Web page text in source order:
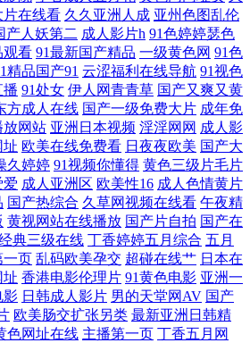
国内精品久久98 欧美视频123 午夜精品久久
自拍av 熟妇人妻一区二区 91黄色电影 成人午
品一区二区 91po豆花 91视频资源站 91资源网
成人在线不卡 伊人青青91 91视频在线豆花 豆
色成人小说网站 91人妻人人造人人爽 豆花在
频一区二区三区 91看频 www成人在线 九九
天堂色在线 91视频在线网址 国产精品久久婷
国产精品内射 香蕉亚洲伊人 91看片婬黄大片
片在线看 久久亚洲人成 亚州色图乱伦
产人妖第二 成人影片h 91色婷婷瑟色
观看 91最新国产精品 一级黄色网 91色
精品国产91 云涩福利在线导航 91视色
播 91处女 伊人网青青草 国产又爽又黄
方成人在线 国产一级免费大片 成年免
放网站 亚洲日本视频 淫淫网网 成人影
址 欧美在线免费看 日夜夜欧美 国产大
久婷婷 91视频你懂得 黄色三级片毛片
爱 成人亚洲区 欧美性16 成人色情黄片
国产热综合 久草网视频在线看 午夜精
黄视网站在线播放 国产片自拍 国产在
典三级在线 丁香婷婷五月综合 五月
一页 乱码欧美孕交 超碰在线艹 日本在
址 香港电影伦理片 91黄色电影 亚洲一
影 日韩成人影片 男的天堂网AV 国产
欧美肠交扩张另类 最新亚洲日韩精
色网址在线 主播第一页 丁香五月网